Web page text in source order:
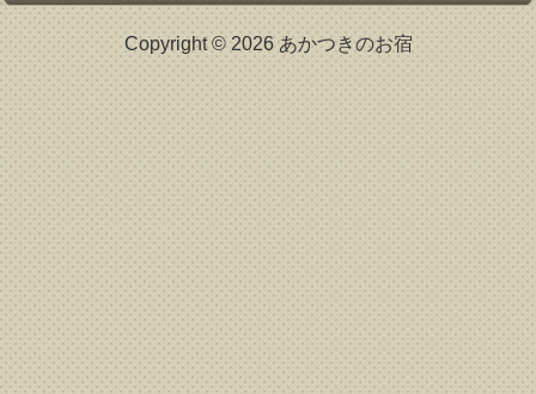
Copyright © 2026 あかつきのお宿